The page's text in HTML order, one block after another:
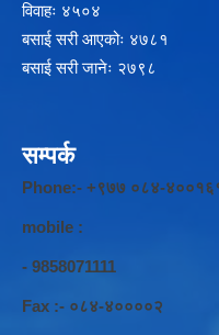
विवाहः ४५०४
बसाई सरी आएकोः ४७८१
बसाई सरी जानेः २७९८
सम्पर्क
Phone:- +९७७ ०८४-
mobile :
- 9858071111
Fax :- ०८४-४००००२